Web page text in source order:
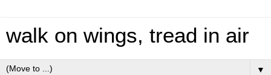
walk on wings, tread in air
▼